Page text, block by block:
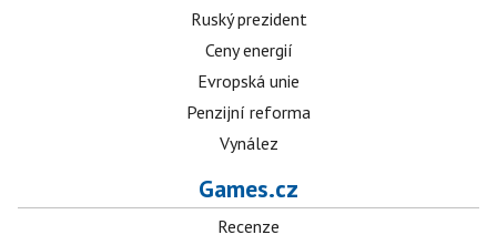
Ruský prezident
Ceny energií
Evropská unie
Penzijní reforma
Vynález
Games.cz
Recenze